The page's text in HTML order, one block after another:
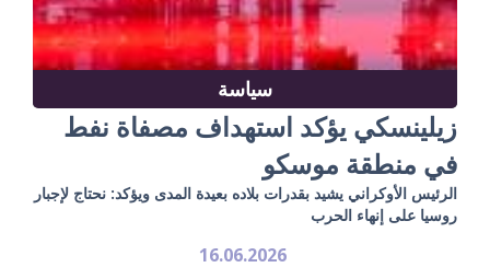
سياسة
زيلينسكي يؤكد استهداف مصفاة نفط
في منطقة موسكو
الرئيس الأوكراني يشيد بقدرات بلاده بعيدة المدى ويؤكد: نحتاج لإجبار
روسيا على إنهاء الحرب
16.06.2026